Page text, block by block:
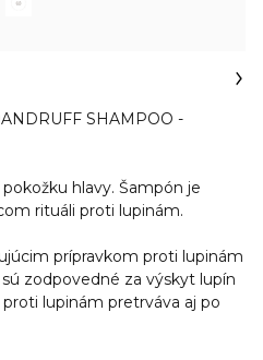
SHAMPOO -
hlavy. Šampón je
rituáli proti lupinám.
prípravkom proti lupinám
zodpovedné za výskyt lupín
lupinám pretrváva aj po